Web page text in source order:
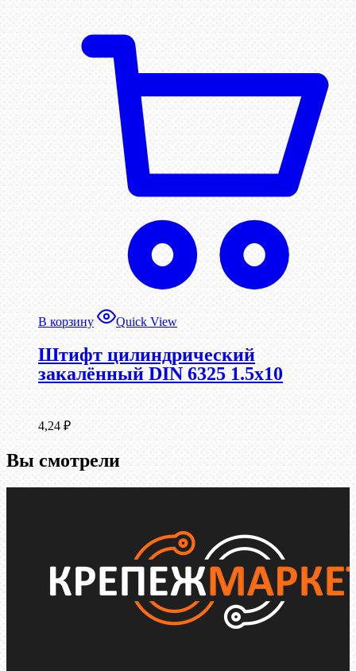
В корзину Quick View
Штифт цилиндрический
закалённый DIN 6325 1.5х10
4,24 ₽
Вы смотрели